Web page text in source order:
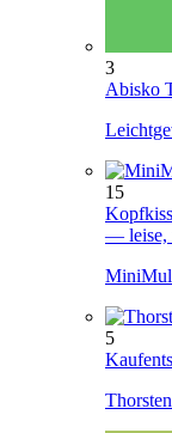
3
Abisko
15
— leise,
5